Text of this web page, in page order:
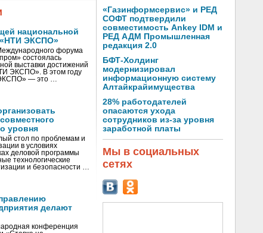
национальной
«НТИ ЭКСПО»
форума
состоялась
выставки достижений
ЭКСПО». В этом году
— это …
уровня
стол по проблемам и
в условиях
деловой программы
технологические
и безопасности …
делают
конференция
«Газинформсервис» и РЕД
СОФТ подтвердили
совместимость Ankey IDM и
РЕД АДМ Промышленная
редакция 2.0
БФТ-Холдинг
модернизировал
информационную систему
Алтайкрайимущества
28% работодателей
опасаются ухода
сотрудников из-за уровня
заработной платы
Мы в социальных
сетях